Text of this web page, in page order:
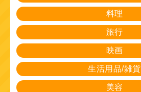
料理
旅行
映画
生活用品/雑貨
美容